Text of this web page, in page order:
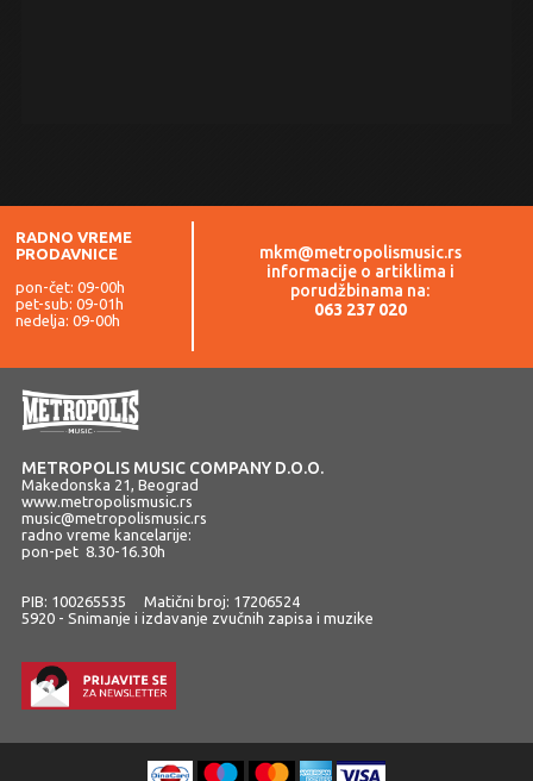
RADNO VREME
PRODAVNICE
pon-čet: 09-00h
pet-sub: 09-01h
nedelja: 09-00h
mkm@metropolismusic.rs
informacije o artiklima i
porudžbinama na:
063 237 020
METROPOLIS MUSIC COMPANY D.O.O.
Makedonska 21, Beograd
www.metropolismusic.rs
music@metropolismusic.rs
radno vreme kancelarije:
pon-pet 8.30-16.30h
PIB: 100265535 Matični broj: 17206524
5920 - Snimanje i izdavanje zvučnih zapisa i muzike